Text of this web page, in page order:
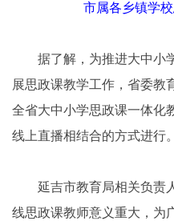
市属各乡镇学
据了解，为推进大中小
展思政课教学工作，省委教
全省大中小学思政课一体化
线上直播相结合的方式进行。
延吉市教育局相关负责人
线思政课教师意义重大，为